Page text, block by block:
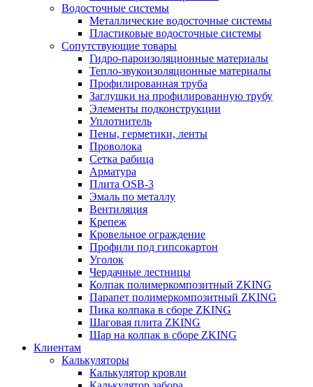
Водосточные системы
Металлические водосточные системы
Пластиковые водосточные системы
Сопутствующие товары
Гидро-пароизоляционные материалы
Тепло-звукоизоляционные материалы
Профилированная труба
Заглушки на профилированную трубу
Элементы подконструкции
Уплотнитель
Пены, герметики, ленты
Проволока
Сетка рабица
Арматура
Плита OSB-3
Эмаль по металлу
Вентиляция
Крепеж
Кровельное ограждение
Профили под гипсокартон
Уголок
Чердачные лестницы
Колпак полимеркомпозитный ZKING
Парапет полимеркомпозитный ZKING
Пика колпака в сборе ZKING
Шаговая плита ZKING
Шар на колпак в сборе ZKING
Клиентам
Калькуляторы
Калькулятор кровли